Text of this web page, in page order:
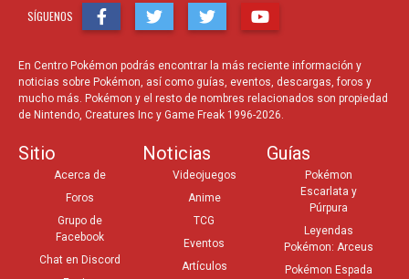
SÍGUENOS
En Centro Pokémon podrás encontrar la más reciente información y
noticias sobre Pokémon, así como guías, eventos, descargas, foros y
mucho más. Pokémon y el resto de nombres relacionados son propiedad
de Nintendo, Creatures Inc y Game Freak 1996-2026.
Sitio
Acerca de
Foros
Grupo de
Facebook
Chat en Discord
Noticias
Videojuegos
Anime
TCG
Eventos
Artículos
Guías
Pokémon
Escarlata y
Púrpura
Leyendas
Pokémon: Arceus
Pokémon Espada